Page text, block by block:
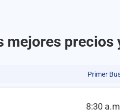
mejores precios
Primer
8:30